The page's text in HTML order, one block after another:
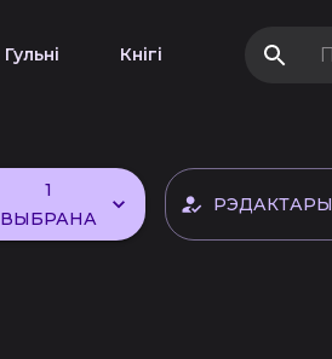
Гульні Кнігі
1
ВЫБРАНА
РЭДАКТАРЫ